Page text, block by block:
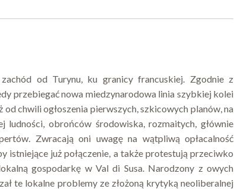
od Turynu, ku granicy francuskiej. Zgodnie z
przebiegać nowa miedzynarodowa linia szybkiej kolei
od chwili ogłoszenia pierwszych, szkicowych planów, na
obrońców środowiska, rozmaitych, głównie
Zwracają oni uwagę na wątpliwą opłacalność
już połączenie, a także protestują przeciwko
gospodarkę w Val di Susa. Narodzony z owych
te lokalne problemy ze złożoną krytyką neoliberalnej